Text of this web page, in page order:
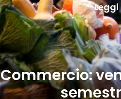
Leggi
Commercio: